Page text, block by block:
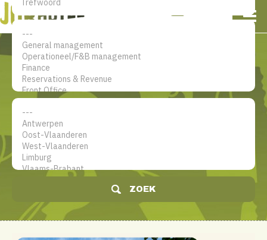
De jobsite voor hotel
professionals
ZOEK